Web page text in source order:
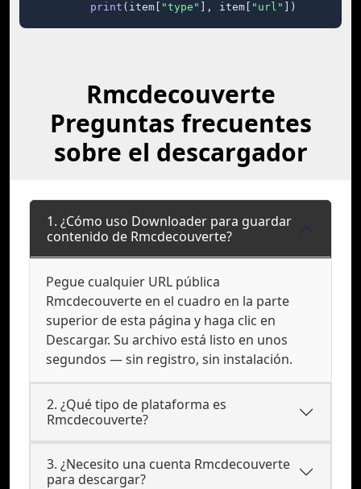
print (item[ "type" ], item[ "url" ])
Rmcdecouverte
Preguntas frecuentes
sobre el descargador
1. ¿Cómo uso Downloader para guardar
contenido de Rmcdecouverte?
Pegue cualquier URL pública
Rmcdecouverte en el cuadro en la parte
superior de esta página y haga clic en
Descargar. Su archivo está listo en unos
segundos — sin registro, sin instalación.
2. ¿Qué tipo de plataforma es
Rmcdecouverte?
3. ¿Necesito una cuenta Rmcdecouverte
para descargar?